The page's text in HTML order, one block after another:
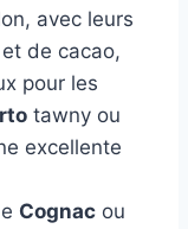
avec leurs
de cacao,
pour les
tawny ou
excellente
Cognac ou